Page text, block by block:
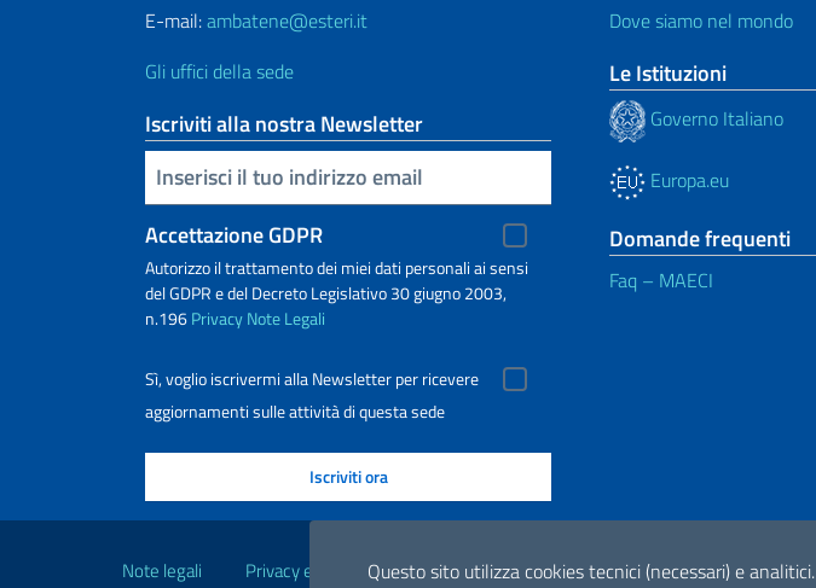
Questo sito utilizza cookies tecnici (necessari) e analitici.
E-mail:ambatene@esteri.it
Gli uffici della sede
Iscriviti alla nostra Newsletter
Inserisci la tua email
Accettazione GDPR
Autorizzo il trattamento dei miei dati personali ai sensi
del GDPR e del Decreto Legislativo 30 giugno 2003,
n.196PrivacyNote Legali
Sì, voglio iscrivermi alla Newsletter per ricevere
aggiornamenti sulle attività di questa sede
Dove siamo nel mondo
Le Istituzioni
Governo Italiano
Europa.eu
Domande frequenti
Faq – MAECI
Note legali Privacy e cookie policy Dichiarazione di accessibilità